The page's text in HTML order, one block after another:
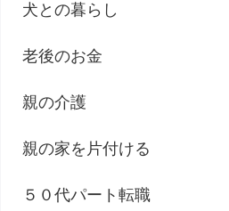
犬との暮らし
老後のお金
親の介護
親の家を片付ける
５０代パート転職